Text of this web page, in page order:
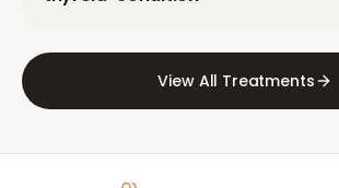
View All Treatments